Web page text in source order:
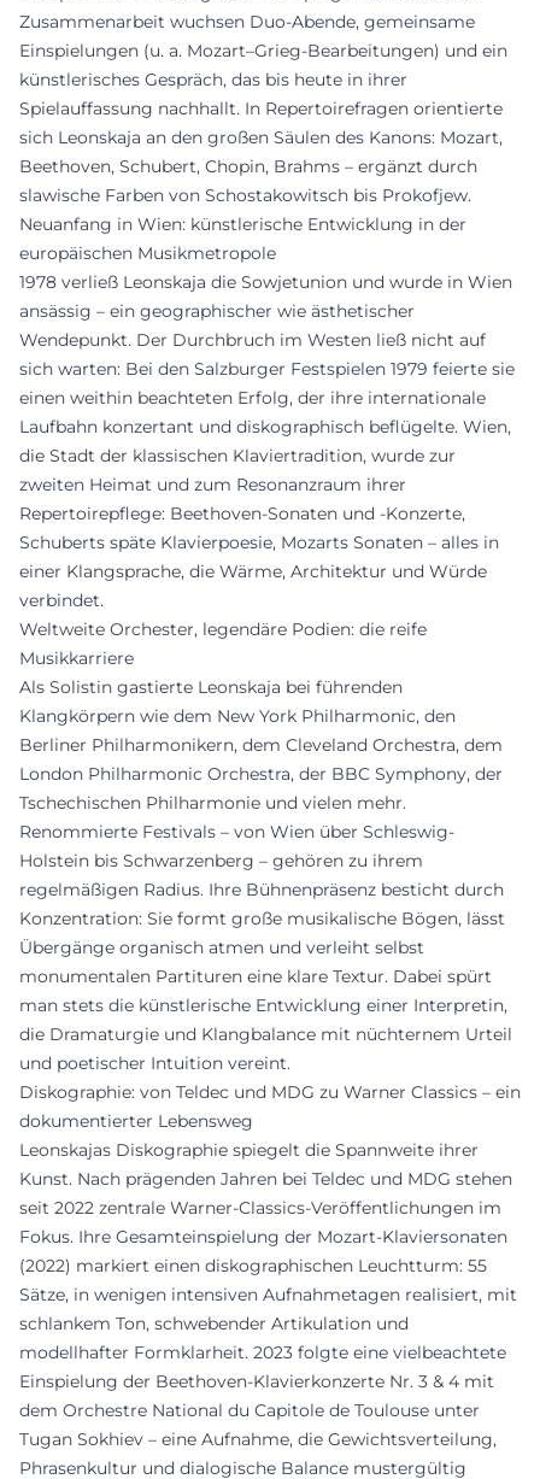
Zusammenarbeit wuchsen Duo-Abende, gemeinsame
Einspielungen (u. a. Mozart–Grieg-Bearbeitungen) und ein
künstlerisches Gespräch, das bis heute in ihrer
Spielauffassung nachhallt. In Repertoirefragen orientierte
sich Leonskaja an den großen Säulen des Kanons: Mozart,
Beethoven, Schubert, Chopin, Brahms – ergänzt durch
slawische Farben von Schostakowitsch bis Prokofjew.
Neuanfang in Wien: künstlerische Entwicklung in der
europäischen Musikmetropole
1978 verließ Leonskaja die Sowjetunion und wurde in Wien
ansässig – ein geographischer wie ästhetischer
Wendepunkt. Der Durchbruch im Westen ließ nicht auf
sich warten: Bei den Salzburger Festspielen 1979 feierte sie
einen weithin beachteten Erfolg, der ihre internationale
Laufbahn konzertant und diskographisch beflügelte. Wien,
die Stadt der klassischen Klaviertradition, wurde zur
zweiten Heimat und zum Resonanzraum ihrer
Repertoirepflege: Beethoven-Sonaten und -Konzerte,
Schuberts späte Klavierpoesie, Mozarts Sonaten – alles in
einer Klangsprache, die Wärme, Architektur und Würde
verbindet.
Weltweite Orchester, legendäre Podien: die reife
Musikkarriere
Als Solistin gastierte Leonskaja bei führenden
Klangkörpern wie dem New York Philharmonic, den
Berliner Philharmonikern, dem Cleveland Orchestra, dem
London Philharmonic Orchestra, der BBC Symphony, der
Tschechischen Philharmonie und vielen mehr.
Renommierte Festivals – von Wien über Schleswig-
Holstein bis Schwarzenberg – gehören zu ihrem
regelmäßigen Radius. Ihre Bühnenpräsenz besticht durch
Konzentration: Sie formt große musikalische Bögen, lässt
Übergänge organisch atmen und verleiht selbst
monumentalen Partituren eine klare Textur. Dabei spürt
man stets die künstlerische Entwicklung einer Interpretin,
die Dramaturgie und Klangbalance mit nüchternem Urteil
und poetischer Intuition vereint.
Diskographie: von Teldec und MDG zu Warner Classics – ein
dokumentierter Lebensweg
Leonskajas Diskographie spiegelt die Spannweite ihrer
Kunst. Nach prägenden Jahren bei Teldec und MDG stehen
seit 2022 zentrale Warner-Classics-Veröffentlichungen im
Fokus. Ihre Gesamteinspielung der Mozart-Klaviersonaten
(2022) markiert einen diskographischen Leuchtturm: 55
Sätze, in wenigen intensiven Aufnahmetagen realisiert, mit
schlankem Ton, schwebender Artikulation und
modellhafter Formklarheit. 2023 folgte eine vielbeachtete
Einspielung der Beethoven-Klavierkonzerte Nr. 3 & 4 mit
dem Orchestre National du Capitole de Toulouse unter
Tugan Sokhiev – eine Aufnahme, die Gewichtsverteilung,
Phrasenkultur und dialogische Balance mustergültig